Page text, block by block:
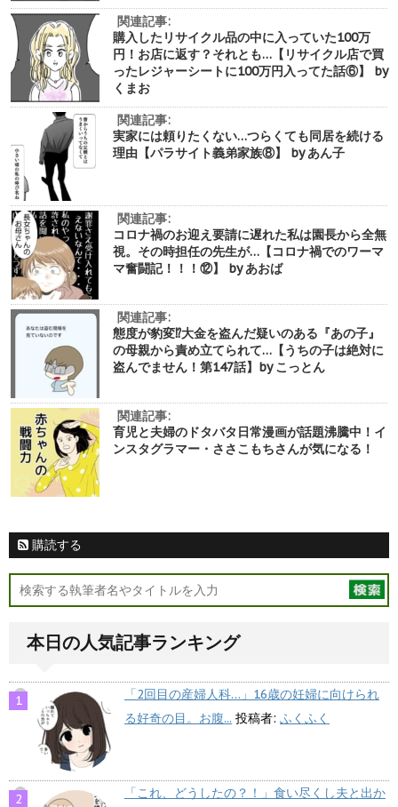
関連記事:
購入したリサイクル品の中に入っていた100万
円！お店に返す？それとも…【リサイクル店で買
ったレジャーシートに100万円入ってた話⑥】 by
くまお
関連記事:
実家には頼りたくない…つらくても同居を続ける
理由【パラサイト義弟家族⑧】 by あん子
関連記事:
コロナ禍のお迎え要請に遅れた私は園長から全無
視。その時担任の先生が…【コロナ禍でのワーマ
マ奮闘記！！！⑫】 by あおば
関連記事:
態度が豹変⁉︎大金を盗んだ疑いのある『あの子』
の母親から責め立てられて…【うちの子は絶対に
盗んでません！第147話】by こっとん
関連記事:
育児と夫婦のドタバタ日常漫画が話題沸騰中！イ
ンスタグラマー・ささこもちさんが気になる！
購読する
本日の人気記事ランキング
「2回目の産婦人科…」16歳の妊婦に向けられ
る好奇の目。お腹... 投稿者: ふくふく
「これ、どうしたの？！」食い尽くし夫と出か